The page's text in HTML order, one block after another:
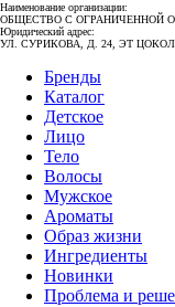
Наименование организации:
ОБЩЕСТВО С ОГРАНИЧЕННОЙ
Юридический адрес:
УЛ. СУРИКОВА, Д. 24, ЭТ
Бренды
Каталог
Детское
Лицо
Тело
Волосы
Мужское
Ароматы
Образ жизни
Ингредиенты
Новинки
Проблема и